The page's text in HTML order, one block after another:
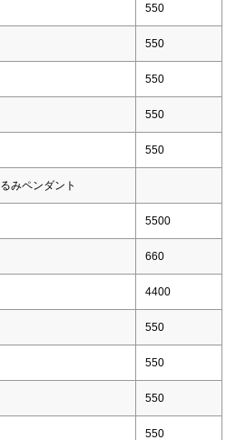
550
550
550
550
550
みペンダント
5500
660
4400
550
550
550
550